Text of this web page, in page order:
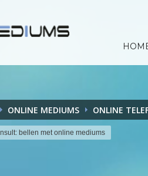
ONLINE MEDIUMS ONLINE
bellen met online mediums